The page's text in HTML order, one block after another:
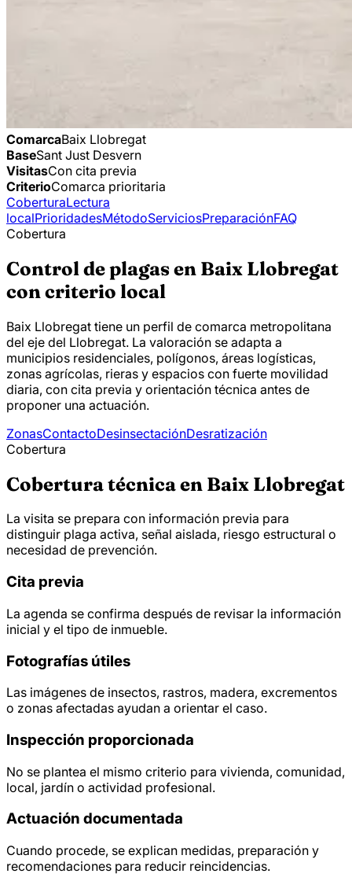
ComarcaBaix Llobregat
BaseSant Just Desvern
VisitasCon cita previa
CriterioComarca prioritaria
CoberturaLectura
localPrioridadesMétodoServiciosPreparaciónFAQ
Cobertura
Control de plagas en Baix Llobregat
con criterio local
Baix Llobregat tiene un perfil de comarca metropolitana
del eje del Llobregat. La valoración se adapta a
municipios residenciales, polígonos, áreas logísticas,
zonas agrícolas, rieras y espacios con fuerte movilidad
diaria, con cita previa y orientación técnica antes de
proponer una actuación.
ZonasContactoDesinsectaciónDesratización
Cobertura
Cobertura técnica en Baix Llobregat
La visita se prepara con información previa para
distinguir plaga activa, señal aislada, riesgo estructural o
necesidad de prevención.
Cita previa
La agenda se confirma después de revisar la información
inicial y el tipo de inmueble.
Fotografías útiles
Las imágenes de insectos, rastros, madera, excrementos
o zonas afectadas ayudan a orientar el caso.
Inspección proporcionada
No se plantea el mismo criterio para vivienda, comunidad,
local, jardín o actividad profesional.
Actuación documentada
Cuando procede, se explican medidas, preparación y
recomendaciones para reducir reincidencias.